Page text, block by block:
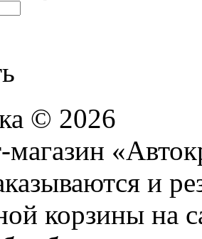
© 2026
и
корзины на